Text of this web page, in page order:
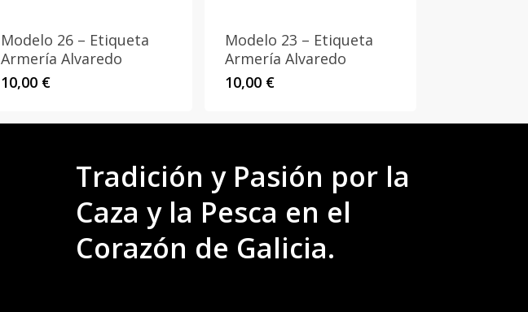
Modelo 26 – Etiqueta
Armería Alvaredo
10,00 €
Modelo 23 – Etiqueta
Armería Alvaredo
10,00 €
Tradición y Pasión por la
Caza y la Pesca en el
Corazón de Galicia.